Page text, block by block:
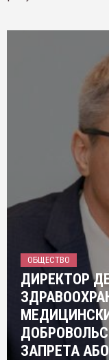
ОБЩЕСТВО
ДИРЕКТОР
ЗАПРЕТА